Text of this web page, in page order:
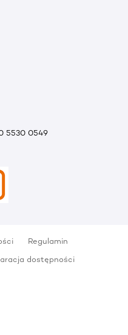
5530 0549
Regulamin
dostępności